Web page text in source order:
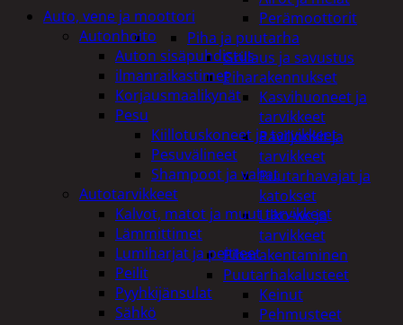
Perämoottorit
Piha ja puutarha
Grillaus ja savustus
Piharakennukset
Kasvihuoneet ja
tarvikkeet
Paviljonkit ja
tarvikkeet
Puutarhavajat ja
katokset
Ulko-wc ja
tarvikkeet
Piharakentaminen
Puutarhakalusteet
Keinut
Pehmusteet
Auto, vene ja moottori
Autonhoito
Auton sisäpuhdistus
ilmanraikastimet
Korjausmaalikynät
Pesu
Kiillotuskoneet ja tarvikkeet
Pesuvälineet
Shampoot ja vahat
Autotarvikkeet
Kalvot, matot ja muut tarvikkeet
Lämmittimet
Lumiharjat ja peitteet
Peilit
Pyyhkijänsulat
Sähkö